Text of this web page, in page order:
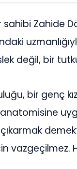
sahibi Zahide
değil, bir
bir genç
vazgeçilmez.